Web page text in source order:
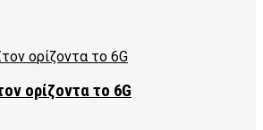
ορίζοντα το 6G